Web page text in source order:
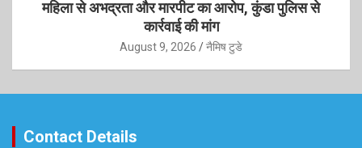
महिला से अभद्रता और मारपीट का आरोप, कुंडा पुलिस से
कार्रवाई की मांग
August 9, 2026 नैमिष टुडे
Contact Details